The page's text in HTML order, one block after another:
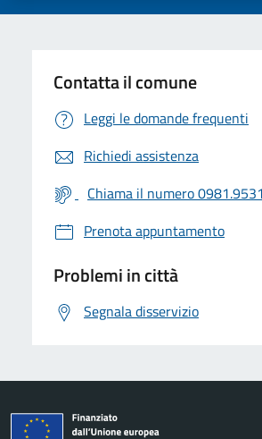
Contatta il comune
Leggi le domande frequenti
Richiedi assistenza
Chiama il numero
Prenota appuntamento
Problemi in città
Segnala disservizio